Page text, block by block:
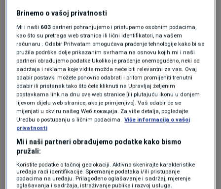
Jedna od poruka koja je odaslana jeste od
organizatora jeste:
"Ne želimo da budemo isključeni iz sopstvenih
porodica jer smo LGBTIQ osobe".
Evo šta su sve poručiliOVDJE.
Nakon šetnje kroz sarajevske ulice, učesnici će
uživati u prigodnom programu.
Više u javljanju Dragice Gajić koje možete
pogledatiOVDJE.
Brinemo o vašoj privatnosti
Mi i naši 603 partneri pohranjujemo i pristupamo osobnim podacima,
kao što su pretraga web stranica ili lični identifikatori, na vašem
računaru . Odabir Prihvatam omogućava praćenje tehnologije kako bi se
pružila podrška dolje prikazanim svrhama na osnovu kojih mi i naši
partneri obrađujemo podatke Ukoliko je praćenje onemogućeno, neki od
sadržaja i reklama koje vidite možda neće biti relevantni za vas. Ovaj
odabir postavki možete ponovno odabrati i pritom promijeniti trenutni
odabir ili pristanak tako što ćete kliknuti na Upravljaj željenim
postavkama link na dnu ove web stranice [ili plutajuću ikonu u donjem
lijevom dijelu web stranice, ako je primjenjivo]. Vaš odabir će se
mijenjati u okviru našeg Wеб локација. Za više detalja, pogledajte
Uredbu o postupanju s ličnim podacima. Više informacija o vašoj
privatnosti
Mi i naši partneri obrađujemo podatke kako bismo
pružali:
Koristite podatke o tačnoj geolokaciji. Aktivno skenirajte karakteristike
uređaja radi identifikacije. Spremanje podataka i/ili pristupanje
podacima na uređaju. Prilagođeno oglašavanje i sadržaj, mjerenje
oglašavanja i sadržaja, istraživanje publike i razvoj usluga.